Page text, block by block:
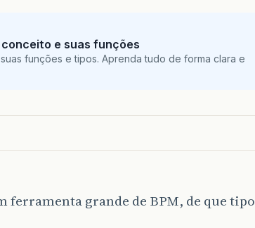
e suas funções
funções e tipos. Aprenda tudo de forma clara e
ferramenta grande de BPM, de que tipo